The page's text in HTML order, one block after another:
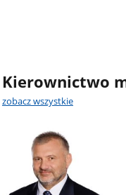
Kierownictwo
zobacz wszystkie